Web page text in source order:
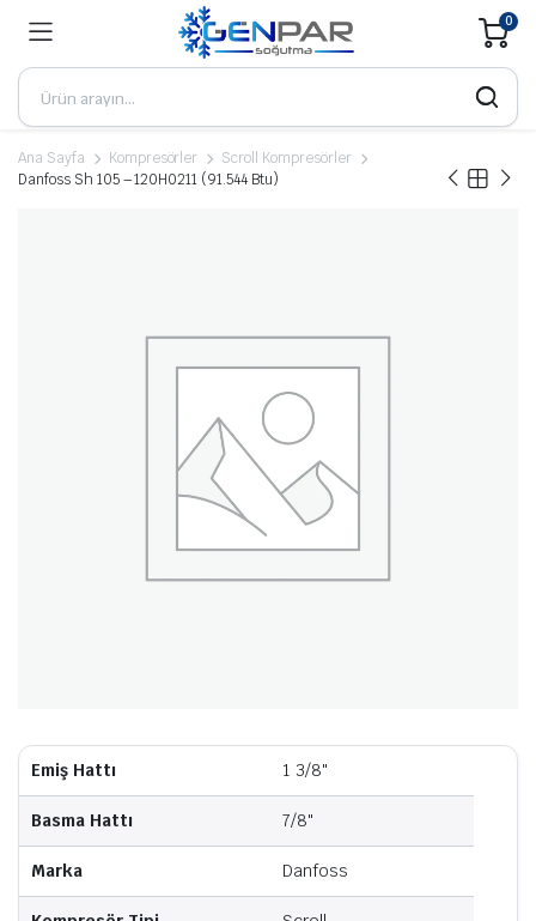
0
Ana Sayfa Kompresörler
Scroll Kompresörler
Danfoss Sh 105 – 120H0211 (91.544 Btu)
Emiş Hattı 1 3/8"
Basma Hattı 7/8"
Marka Danfoss